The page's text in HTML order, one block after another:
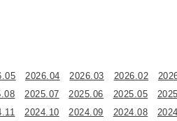
2026.04 2026.03 2026.02
2025.07 2025.06 2025.05
2024.10 2024.09 2024.08